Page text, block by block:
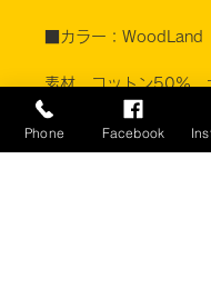
■カラー：WoodLand
素材 コットン50%
WINFIELD MFG, CO.
※ご注意ください
Phone Facebook